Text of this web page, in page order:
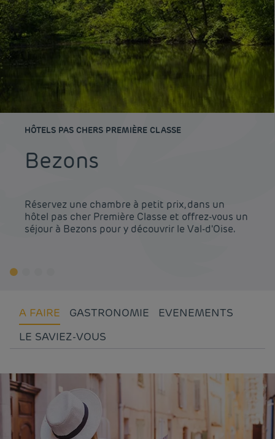
HÔTELS PAS CHERS PREMIÈRE CLASSE
Bezons
Réservez une chambre à petit prix, dans un
hôtel pas cher Première Classe et offrez-vous un
séjour à Bezons pour y découvrir le Val-d'Oise.
A FAIRE GASTRONOMIE
EVENEMENTS
LE SAVIEZ-VOUS